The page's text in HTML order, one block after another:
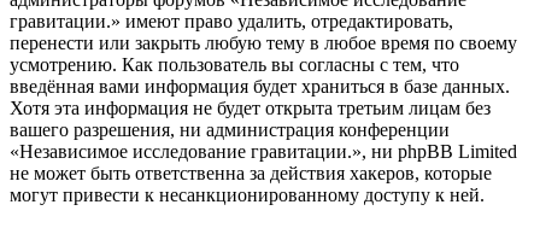
гравитации.» имеют право удалить, отредактировать,
перенести или закрыть любую тему в любое время по своему
усмотрению. Как пользователь вы согласны с тем, что
введённая вами информация будет храниться в базе данных.
Хотя эта информация не будет открыта третьим лицам без
вашего разрешения, ни администрация конференции
«Независимое исследование гравитации.», ни phpBB Limited
не может быть ответственна за действия хакеров, которые
могут привести к несанкционированному доступу к ней.